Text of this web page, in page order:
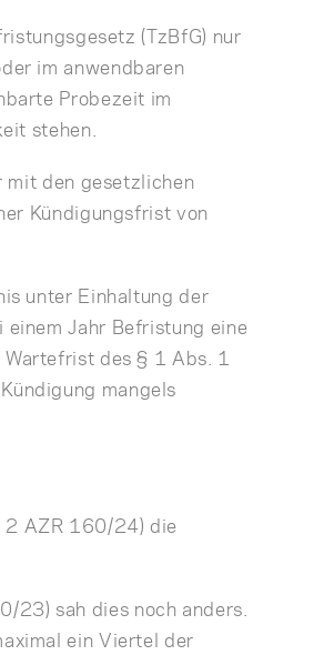
(TzBfG) nur
im anwendbaren
Probezeit im
stehen.
den gesetzlichen
Kündigungsfrist von
unter Einhaltung der
Jahr Befristung eine
des § 1 Abs. 1
mangels
2 AZR 160/24) die
23) sah dies noch anders.
ein Viertel der